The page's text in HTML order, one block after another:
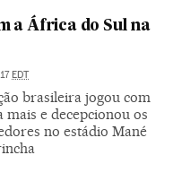
a África do Sul na
EDT
brasileira jogou com
mais e decepcionou os
no estádio Mané